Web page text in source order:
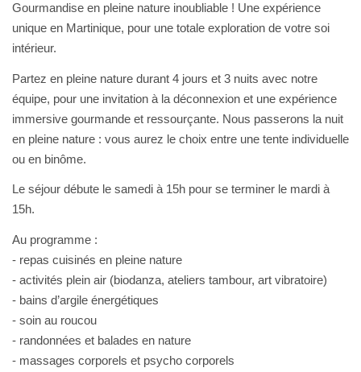
Gourmandise en pleine nature inoubliable ! Une expérience
unique en Martinique, pour une totale exploration de votre soi
intérieur.
Partez en pleine nature durant 4 jours et 3 nuits avec notre
équipe, pour une invitation à la déconnexion et une expérience
immersive gourmande et ressourçante. Nous passerons la nuit
en pleine nature : vous aurez le choix entre une tente individuelle
ou en binôme.
Le séjour débute le samedi à 15h pour se terminer le mardi à
15h.
Au programme :
- repas cuisinés en pleine nature
- activités plein air (biodanza, ateliers tambour, art vibratoire)
- bains d’argile énergétiques
- soin au roucou
- randonnées et balades en nature
- massages corporels et psycho corporels